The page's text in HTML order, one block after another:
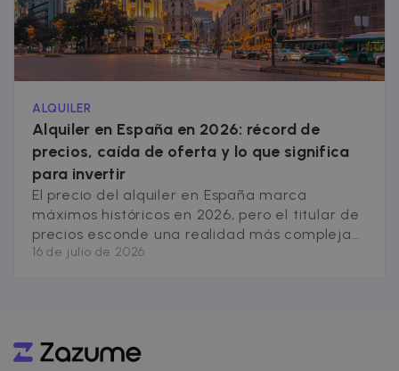
ALQUILER
Alquiler en España en 2026: récord de
precios, caída de oferta y lo que significa
para invertir
El precio del alquiler en España marca
máximos históricos en 2026, pero el titular de
precios esconde una realidad más compleja
para quien quiere invertir: la oferta disponible
[&hellip;]
16 de julio de 2026